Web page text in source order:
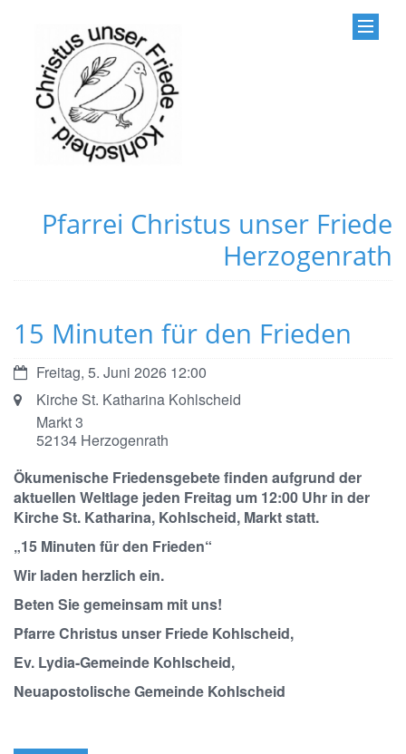
Pfarrei Christus unser Friede
Herzogenrath
15 Minuten für den Frieden
Datum:Freitag, 5. Juni 2026 12:00
Ort: Kirche St. Katharina Kohlscheid
Markt 3
52134 Herzogenrath
Ökumenische Friedensgebete finden aufgrund der
aktuellen Weltlage jeden Freitag um 12:00 Uhr in der
Kirche St. Katharina, Kohlscheid, Markt statt.
„15 Minuten für den Frieden“
Wir laden herzlich ein.
Beten Sie gemeinsam mit uns!
Pfarre Christus unser Friede Kohlscheid,
Ev. Lydia-Gemeinde Kohlscheid,
Neuapostolische Gemeinde Kohlscheid